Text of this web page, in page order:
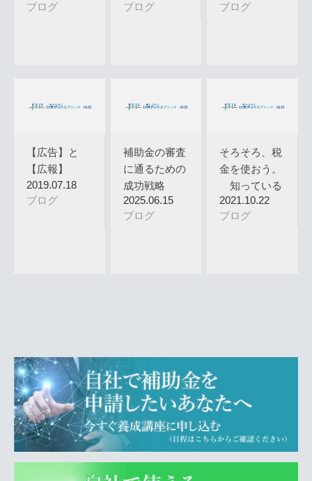
ブログ
ブログ
ブログ
【広告】と
【広報】
2019.07.18
ブログ
補助金の審査
に通るための
成功戦略
2025.06.15
ブログ
そろそろ、税
金を使おう。
知っている
人だけが使…
2021.10.22
ブログ